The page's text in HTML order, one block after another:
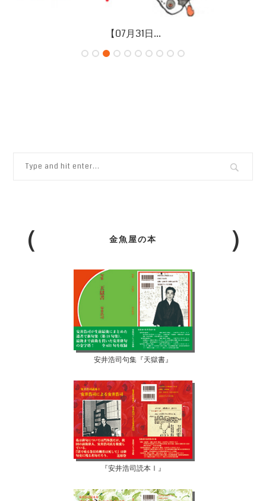
【07月26日...
金魚屋の本
安井浩司句集『天獄書』
『安井浩司読本Ⅰ』